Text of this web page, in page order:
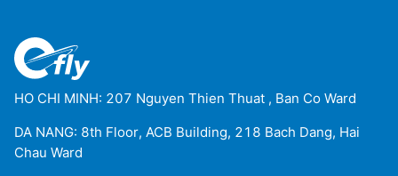
HO CHI MINH: 207 Nguyen Thien Thuat , Ban Co Ward
DA NANG: 8th Floor, ACB Building, 218 Bach Dang, Hai
Chau Ward